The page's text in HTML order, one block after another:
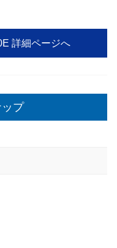
詳細ページへ
プ